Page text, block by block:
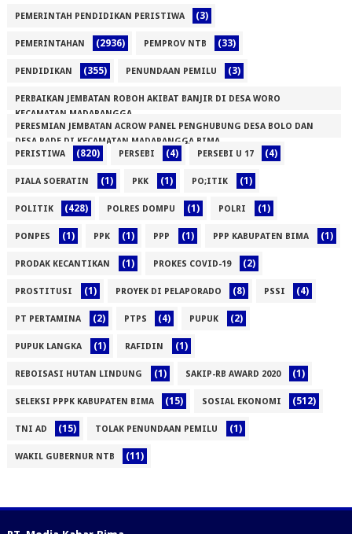
PEMERINTAH PENDIDIKAN PERISTIWA (3)
PEMERINTAHAN (2936) PEMPROV NTB (33)
PENDIDIKAN (355) PENUNDAAN PEMILU (3)
PERBAIKAN JEMBATAN ROBOH AKIBAT BANJIR DI DESA WORO
KECAMATAN MADAPANGGA
(1)PERESMIAN JEMBATAN ACROW PANEL PENGHUBUNG DESA BOLO DAN
DESA RADE DI KECAMATAN MADAPANGGA BIMA
(1)PERISTIWA (820) PERSEBI (4) PERSEBI U 17 (4)
PIALA SOERATIN (1) PKK (1) PO;ITIK (1)
POLITIK (428) POLRES DOMPU (1) POLRI (1)
PONPES (1) PPK (1) PPP (1) PPP KABUPATEN BIMA (1)
PRODAK KECANTIKAN (1) PROKES COVID-19 (2)
PROSTITUSI (1) PROYEK DI PELAPORADO (8) PSSI (4)
PT PERTAMINA (2) PTPS (4) PUPUK (2)
PUPUK LANGKA (1) RAFIDIN (1)
REBOISASI HUTAN LINDUNG (1) SAKIP-RB AWARD 2020 (1)
SELEKSI PPPK KABUPATEN BIMA (15) SOSIAL EKONOMI (512)
TNI AD (15) TOLAK PENUNDAAN PEMILU (1)
WAKIL GUBERNUR NTB (11)